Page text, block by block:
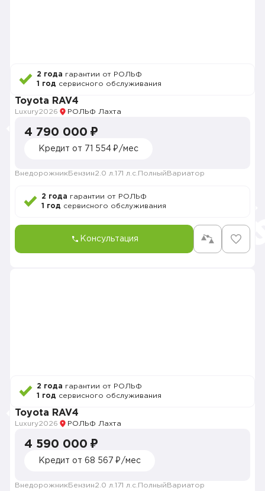
2 года гарантии от РОЛЬФ
1 год сервисного обслуживания
Toyota RAV4
Luxury2026 РОЛЬФ Лахта
4 790 000 ₽
Кредит от 71 554 ₽/мес
Внедорожник Бензин2.0 л. 171 л.с. Полный Вариатор
2 года гарантии от РОЛЬФ
1 год сервисного обслуживания
Консультация
2 года гарантии от РОЛЬФ
1 год сервисного обслуживания
Toyota RAV4
Luxury2026 РОЛЬФ Лахта
4 590 000 ₽
Кредит от 68 567 ₽/мес
Внедорожник Бензин2.0 л. 171 л.с. Полный Вариатор